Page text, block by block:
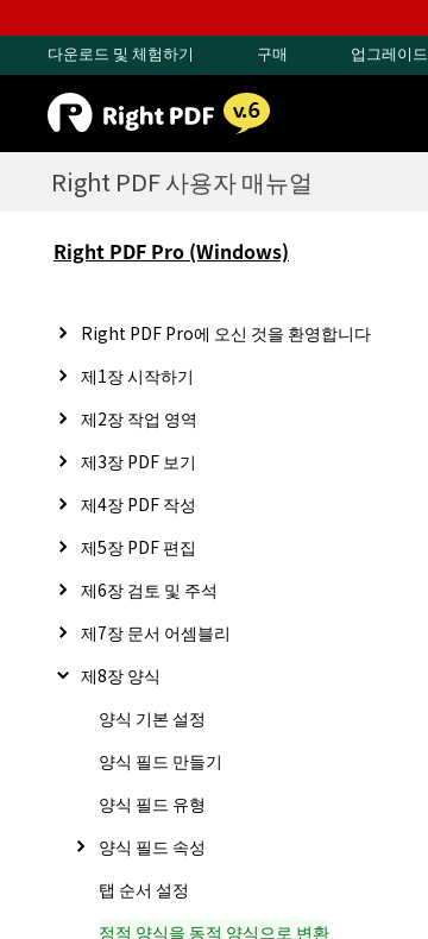
다운로드 및 체험하기
구매 업그레이드
Right PDF 사용자 매뉴얼
Right PDF Pro (Windows)
Right PDF Pro에 오신 것을 환영합니다
제1장 시작하기
제2장 작업 영역
제3장 PDF 보기
제4장 PDF 작성
제5장 PDF 편집
제6장 검토 및 주석
제7장 문서 어셈블리
제8장 양식
양식 기본 설정
양식 필드 만들기
양식 필드 유형
양식 필드 속성
탭 순서 설정
정적 양식을 동적 양식으로 변환